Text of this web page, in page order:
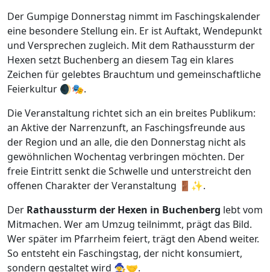
Der Gumpige Donnerstag nimmt im Faschingskalender
eine besondere Stellung ein. Er ist Auftakt, Wendepunkt
und Versprechen zugleich. Mit dem Rathaussturm der
Hexen setzt Buchenberg an diesem Tag ein klares
Zeichen für gelebtes Brauchtum und gemeinschaftliche
Feierkultur 🌒🎭.
Die Veranstaltung richtet sich an ein breites Publikum:
an Aktive der Narrenzunft, an Faschingsfreunde aus
der Region und an alle, die den Donnerstag nicht als
gewöhnlichen Wochentag verbringen möchten. Der
freie Eintritt senkt die Schwelle und unterstreicht den
offenen Charakter der Veranstaltung 🚪✨.
Der Rathaussturm der Hexen in Buchenberg lebt vom
Mitmachen. Wer am Umzug teilnimmt, prägt das Bild.
Wer später im Pfarrheim feiert, trägt den Abend weiter.
So entsteht ein Faschingstag, der nicht konsumiert,
sondern gestaltet wird 🧙‍♀️🤝.